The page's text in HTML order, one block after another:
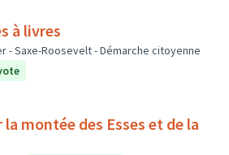
à livres
- Saxe-Roosevelt - Démarche citoyenne
montée des Esses et de la